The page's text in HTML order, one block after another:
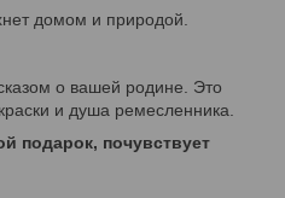
домом и природой.
о вашей родине. Это
и душа ремесленника.
подарок, почувствует